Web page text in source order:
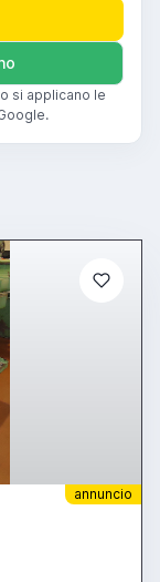
si applicano le
annuncio